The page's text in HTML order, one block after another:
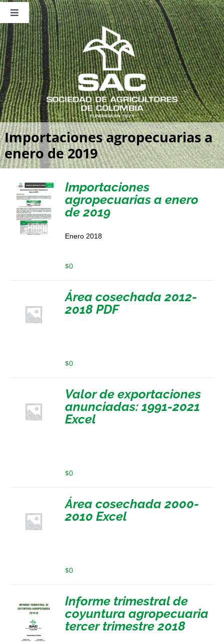
Saltar
contenido
Toggle
Navigation
Nosotros
Publicaciones
Sala de Prensa
Eventos
Importaciones agropecuarias a
enero de 2019
Importaciones
agropecuarias a enero
de 2019
Enero 2018
$0
Área cosechada 2012-
2018 PDF
$0
Valor de exportaciones
anunciadas: 1991-2021
Excel
$0
Área cosechada 2000-
2010 Excel
$0
Informe trimestral de
coyuntura agropecuaria
tercer trimestre 2018